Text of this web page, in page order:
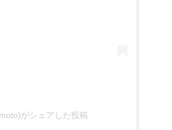
がシェアした投稿